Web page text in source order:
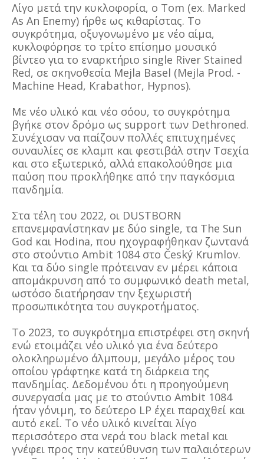
Λίγο μετά την κυκλοφορία, ο Tom (ex. Marked
As An Enemy) ήρθε ως κιθαρίστας. Το
συγκρότημα, οξυγονωμένο με νέο αίμα,
κυκλοφόρησε το τρίτο επίσημο μουσικό
βίντεο για το εναρκτήριο single River Stained
Red, σε σκηνοθεσία Mejla Basel (Mejla Prod. -
Machine Head, Krabathor, Hypnos).
Με νέο υλικό και νέο σόου, το συγκρότημα
βγήκε στον δρόμο ως support των Dethroned.
Συνέχισαν να παίζουν πολλές επιτυχημένες
συναυλίες σε κλαμπ και φεστιβάλ στην Τσεχία
και στο εξωτερικό, αλλά επακολούθησε μια
παύση που προκλήθηκε από την παγκόσμια
πανδημία.
Στα τέλη του 2022, οι DUSTBORN
επανεμφανίστηκαν με δύο single, τα The Sun
God και Hodina, που ηχογραφήθηκαν ζωντανά
στο στούντιο Ambit 1084 στο Český Krumlov.
Και τα δύο single πρότειναν εν μέρει κάποια
απομάκρυνση από το συμφωνικό death metal,
ωστόσο διατήρησαν την ξεχωριστή
προσωπικότητα του συγκροτήματος.
Το 2023, το συγκρότημα επιστρέφει στη σκηνή
ενώ ετοιμάζει νέο υλικό για ένα δεύτερο
ολοκληρωμένο άλμπουμ, μεγάλο μέρος του
οποίου γράφτηκε κατά τη διάρκεια της
πανδημίας. Δεδομένου ότι η προηγούμενη
συνεργασία μας με το στούντιο Ambit 1084
ήταν γόνιμη, το δεύτερο LP έχει παραχθεί και
αυτό εκεί. Το νέο υλικό κινείται λίγο
περισσότερο στα νερά του black metal και
γνέφει προς την κατεύθυνση των παλαιότερων